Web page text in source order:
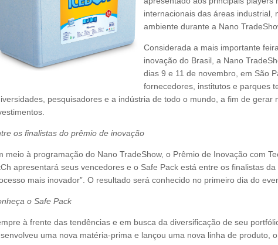
internacionais das áreas industrial,
ambiente durante a Nano
Considerada a mais importante
inovação do Brasil, a Nano
dias 9 e 11 de novembro, em São
fornecedores, institutos e parques
pesquisadores e a indústria de todo o mundo, a fim de gerar
os finalistas do prêmio de inovação
meio à programação do Nano TradeShow, o Prêmio de Inovação com
apresentará seus vencedores e o Safe Pack está entre os finalistas da
mais inovador”. O resultado será conhecido no primeiro dia do
o Safe Pack
à frente das tendências e em busca da diversificação de seu
uma nova matéria-prima e lançou uma nova linha de produto,